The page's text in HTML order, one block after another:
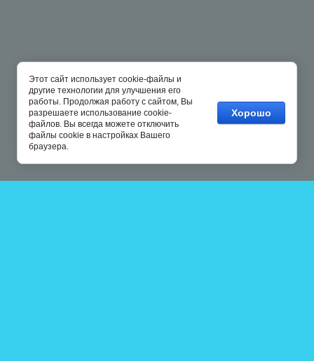
Этот сайт использует cookie-файлы и
другие технологии для улучшения его
работы. Продолжая работу с сайтом, Вы
разрешаете использование cookie-
файлов. Вы всегда можете отключить
файлы cookie в настройках Вашего
браузера.
Хорошо